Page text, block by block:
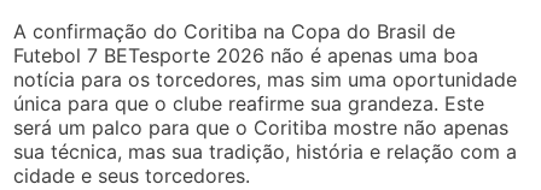
A confirmação do Coritiba na Copa do Brasil de
Futebol 7 BETesporte 2026 não é apenas uma boa
notícia para os torcedores, mas sim uma oportunidade
única para que o clube reafirme sua grandeza. Este
será um palco para que o Coritiba mostre não apenas
sua técnica, mas sua tradição, história e relação com a
cidade e seus torcedores.